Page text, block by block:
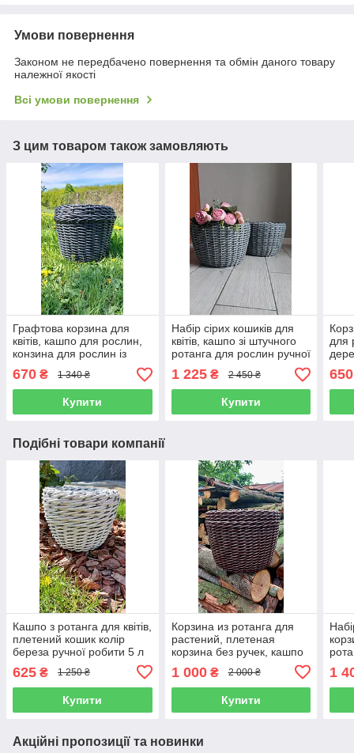
Умови повернення
Законом не передбачено повернення та обмін даного товару
належної якості
Всі умови повернення
З цим товаром також замовляють
Графтова корзина для
квітів, кашпо для рослин,
конзина для рослин із
ротангу для саду ручної
роботи 10 л
670 ₴ 1 340 ₴
Купити
Набір сірих кошиків для
квітів, кашпо зі штучного
ротанга для рослин ручної
роботи 12 л
1 225₴ 2 450 ₴
Купити
для
650
Подібні товари компанії
Кашпо з ротанга для квітів,
плетений кошик колір
береза ручної робити 5 л
625 ₴ 1 250 ₴
Купити
Корзина из ротанга для
растений, плетеная
корзина без ручек, кашпо
коричневый, объем 20 л
1 000₴ 2 000 ₴
Купити
1
Акційні пропозиції та новинки